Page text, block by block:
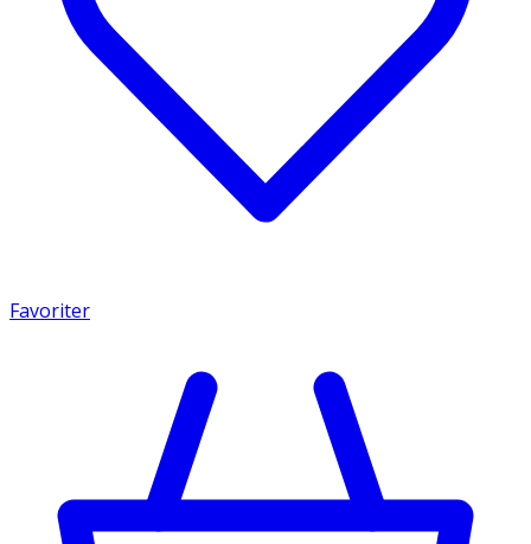
Favoriter